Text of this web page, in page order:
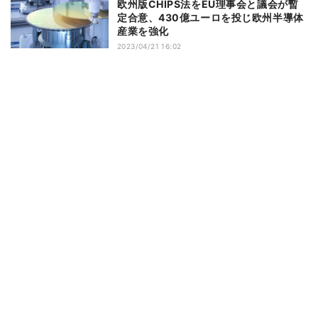
欧州版CHIPS法をEU理事会と議会が暫
定合意、430億ユーロを投じ欧州半導体
産業を強化
2023/04/21 16:02